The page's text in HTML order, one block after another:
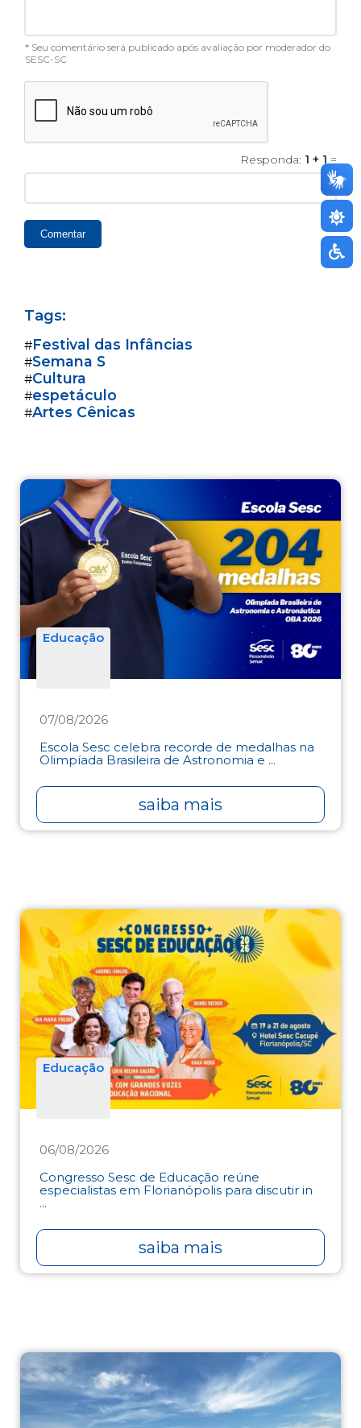
* Seu comentário será publicado após avaliação por moderador do
SESC-SC
Responda: 1 + 1 =
Comentar
Tags:
#Festival das Infâncias
#Semana S
#Cultura
#espetáculo
#Artes Cênicas
Educação
07/08/2026
Escola Sesc celebra recorde de medalhas na
Olimpíada Brasileira de Astronomia e ...
saiba mais
Educação
06/08/2026
Congresso Sesc de Educação reúne
especialistas em Florianópolis para discutir in
...
saiba mais